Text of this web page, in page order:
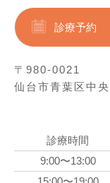
診療予約
〒980-0021
仙台市青葉区中
診療時間
9:00〜13:00